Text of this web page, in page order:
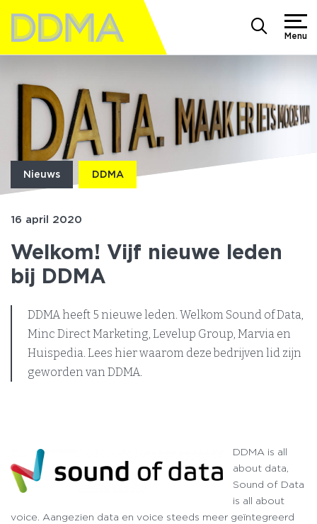
Menu
Nieuws DDMA
16 april 2020
Welkom! Vijf nieuwe leden
bij DDMA
DDMA heeft 5 nieuwe leden. Welkom Sound of Data,
Minc Direct Marketing, Levelup Group, Marvia en
Huispedia. Lees hier waarom deze bedrijven lid zijn
geworden van DDMA.
DDMA is all
about data,
Sound of Data
is all about
voice. Aangezien data en voice steeds meer geïntegreerd